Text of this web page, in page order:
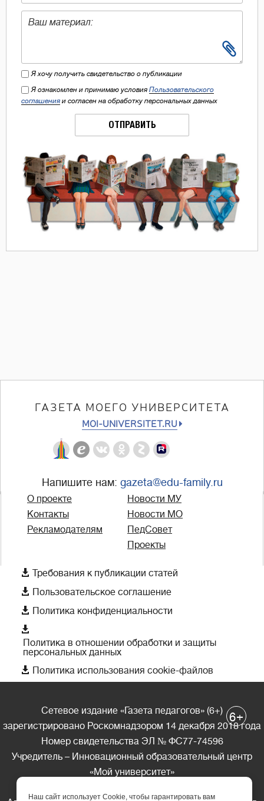
Я хочу получить свидетельство о публикации
Я ознакомлен и принимаю условия Пользовательского
соглашения и согласен на обработку персональных данных
ОТПРАВИТЬ
ГАЗЕТА МОЕГО УНИВЕРСИТЕТА
MOI-UNIVERSITET.RU
Напишите нам: gazeta@edu-family.ru
О проекте
Контакты
Рекламодателям
Новости МУ
Новости МО
ПедСовет
Проекты
 Требования к публикации статей
 Пользовательское соглашение
 Политика конфиденциальности

Политика в отношении обработки и защиты
персональных данных
 Политика использования cookie-файлов
Сетевое издание «Газета педагогов» (6+)
зарегистрировано Роскомнадзором 14 декабря 2018 года
Номер свидетельства ЭЛ № ФС77-74596
Учредитель – Инновационный образовательный центр
«Мой университет»
6+
Наш сайт использует Cookie, чтобы гарантировать вам